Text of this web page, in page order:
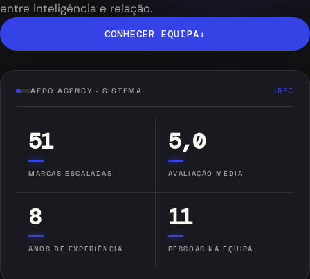
AUDITORIA
entre inteligência e relação.
CONHECER EQUIPA↓
AERO AGENCY · SISTEMA REC
51
MARCAS ESCALADAS
5,0
AVALIAÇÃO MÉDIA
8
ANOS DE EXPERIÊNCIA
11
PESSOAS NA EQUIPA